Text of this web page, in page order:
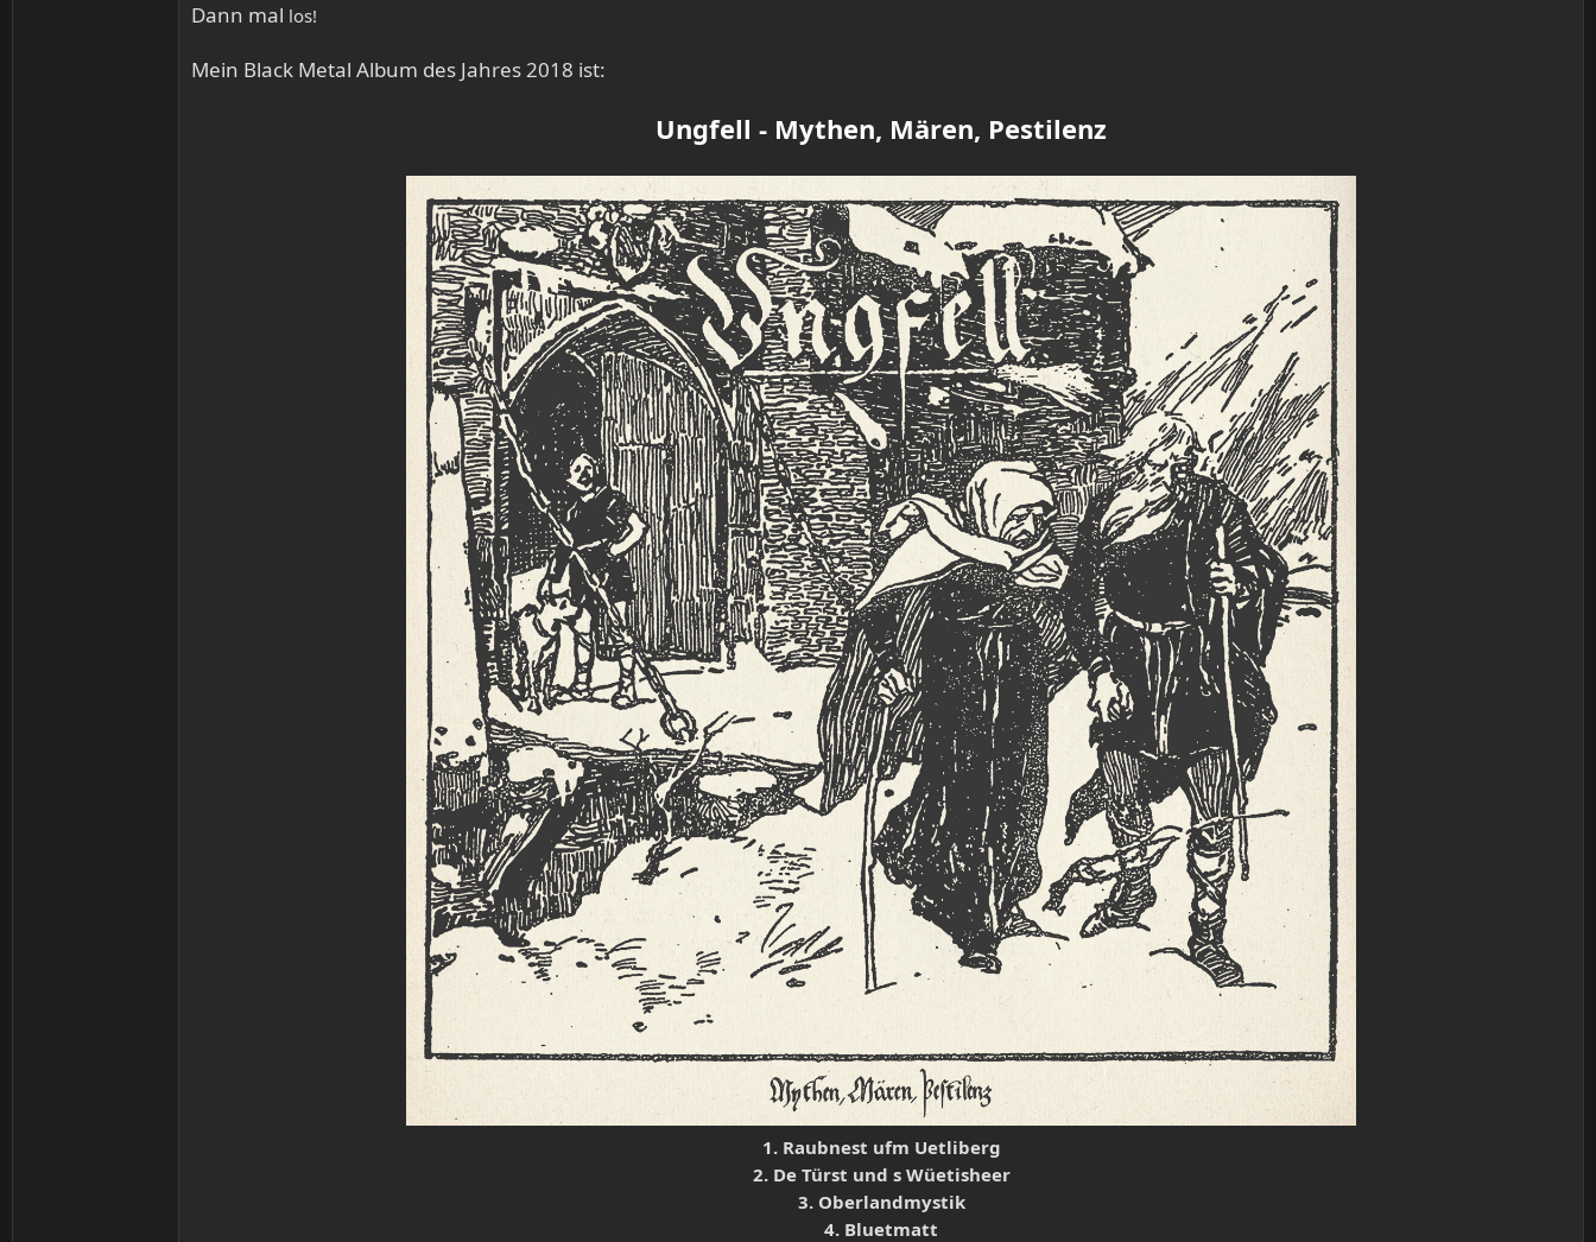
Dann mal los!
Mein Black Metal Album des Jahres 2018 ist:
Ungfell - Mythen, Mären, Pestilenz
1. Raubnest ufm Uetliberg
2. De Türst und s Wüetisheer
3. Oberlandmystik
4. Bluetmatt